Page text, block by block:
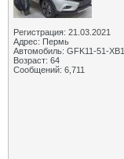
Регистрация: 21.03.2021
Адрес: Пермь
Автомобиль: GFK11-51-ХВ1
Возраст: 64
Сообщений: 6,711